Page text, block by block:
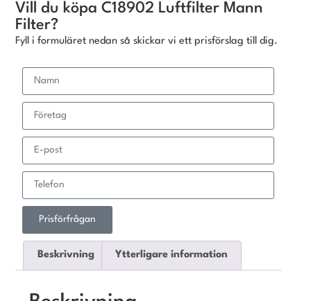
Vill du köpa C18902 Luftfilter Mann
Filter?
Fyll i formuläret nedan så skickar vi ett prisförslag till dig.
Prisförfrågan
Beskrivning Ytterligare information